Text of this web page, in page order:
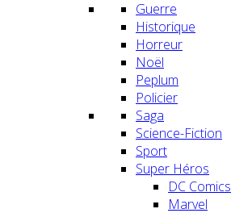
Guerre
Historique
Horreur
Noël
Peplum
Policier
Saga
Science-Fiction
Sport
Super Héros
DC Comics
Marvel